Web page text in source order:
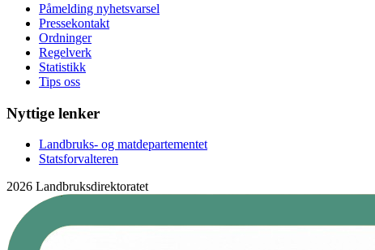
Påmelding nyhetsvarsel
Pressekontakt
Ordninger
Regelverk
Statistikk
Tips oss
Nyttige lenker
Landbruks- og matdepartementet
Statsforvalteren
2026 Landbruksdirektoratet